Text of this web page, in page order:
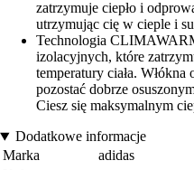
zatrzymuje ciepło i
utrzymując cię w cieple i
Technologia
izolacyjnych, które
temperatury ciała.
pozostać dobrze
Ciesz się maksymalnym
Dodatkowe informacje
Marka
adidas